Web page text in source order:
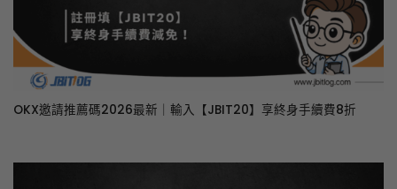
OKX邀請推薦碼2026最新｜輸入【JBIT20】享終身手續費8折